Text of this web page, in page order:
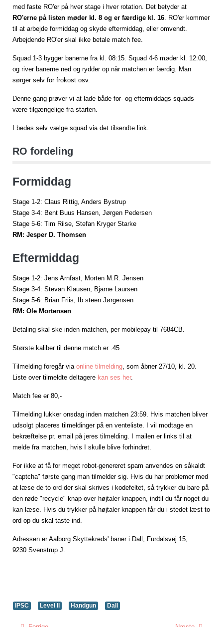
med faste RO'er på hver stage i hver rotation. Det betyder at
RO'erne på listen møder kl. 8 og er færdige kl. 16. RO'er kommer
til at arbejde formiddag og skyde eftermiddag, eller omvendt.
Arbejdende RO'er skal ikke betale match fee.
Squad 1-3 bygger banerne fra kl. 08:15. Squad 4-6 møder kl. 12:00,
og river banerne ned og rydder op når matchen er færdig. Man
sørger selv for frokost osv.
Denne gang prøver vi at lade både for- og eftermiddags squads
være tilgængelige fra starten.
I bedes selv vælge squad via det tilsendte link.
RO fordeling
Formiddag
Stage 1-2: Claus Rittig, Anders Bystrup
Stage 3-4: Bent Buus Hansen, Jørgen Pedersen
Stage 5-6: Tim Riise, Stefan Kryger Starke
RM: Jesper D. Thomsen
Eftermiddag
Stage 1-2: Jens Arnfast, Morten M.R. Jensen
Stage 3-4: Stevan Klausen, Bjarne Laursen
Stage 5-6: Brian Friis, Ib steen Jørgensen
RM: Ole Mortensen
Betaling skal ske inden matchen, per mobilepay til 7684CB.
Største kaliber til denne match er .45
Tilmelding foregår via online tilmelding, som åbner 27/10, kl. 20.
Liste over tilmeldte deltagere kan ses her.
Match fee er 80,-
Tilmelding lukker onsdag inden matchen 23:59. Hvis matchen bliver
udsolgt placeres tilmeldinger på en venteliste. I vil modtage en
bekræftelse pr. email på jeres tilmelding. I mailen er links til at
melde fra matchen, hvis I skulle blive forhindret.
For ikke at få for meget robot-genereret spam anvendes en såkaldt
"captcha" første gang man tilmelder sig. Hvis du har problemer med
at læse de to ord der skal skrives i kodefeltet, så trykker du bare på
den røde "recycle" knap over højtaler knappen, indtil du får noget du
kan læse. Hvis du trykker på højtaler knappen får du i stedet læst to
ord op du skal taste ind.
Adressen er Aalborg Skyttekreds' baner i Dall, Furdalsvej 15,
9230 Svenstrup J.
IPSC Level II Handgun Dall